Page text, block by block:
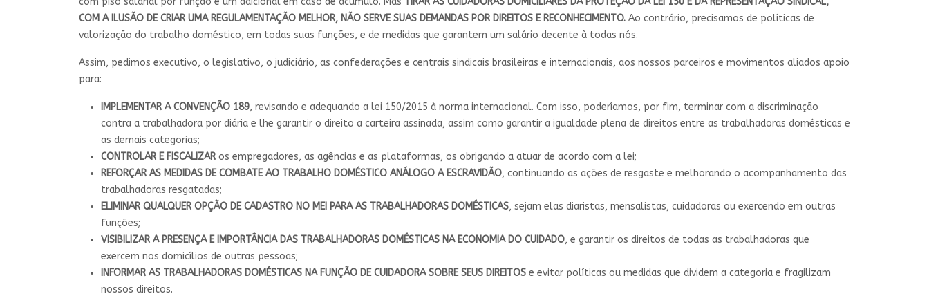
COM A ILUSÃO DE CRIAR UMA REGULAMENTAÇÃO MELHOR, NÃO SERVE SUAS DEMANDAS POR DIREITOS E RECONHECIMENTO. Ao contrário, precisamos de políticas de
valorização do trabalho doméstico, em todas suas funções, e de medidas que garantem um salário decente à todas nós.
Assim, pedimos executivo, o legislativo, o judiciário, as confederações e centrais sindicais brasileiras e internacionais, aos nossos parceiros e movimentos aliados apoio
para:
IMPLEMENTAR A CONVENÇÃO 189, revisando e adequando a lei 150/2015 à norma internacional. Com isso, poderíamos, por fim, terminar com a discriminação
contra a trabalhadora por diária e lhe garantir o direito a carteira assinada, assim como garantir a igualdade plena de direitos entre as trabalhadoras domésticas e
as demais categorias;
CONTROLAR E FISCALIZAR os empregadores, as agências e as plataformas, os obrigando a atuar de acordo com a lei;
REFORÇAR AS MEDIDAS DE COMBATE AO TRABALHO DOMÉSTICO ANÁLOGO A ESCRAVIDÃO, continuando as ações de resgaste e melhorando o acompanhamento das
trabalhadoras resgatadas;
ELIMINAR QUALQUER OPÇÃO DE CADASTRO NO MEI PARA AS TRABALHADORAS DOMÉSTICAS, sejam elas diaristas, mensalistas, cuidadoras ou exercendo em outras
funções;
VISIBILIZAR A PRESENÇA E IMPORTÂNCIA DAS TRABALHADORAS DOMÉSTICAS NA ECONOMIA DO CUIDADO, e garantir os direitos de todas as trabalhadoras que
exercem nos domicílios de outras pessoas;
INFORMAR AS TRABALHADORAS DOMÉSTICAS NA FUNÇÃO DE CUIDADORA SOBRE SEUS DIREITOS e evitar políticas ou medidas que dividem a categoria e fragilizam
nossos direitos.